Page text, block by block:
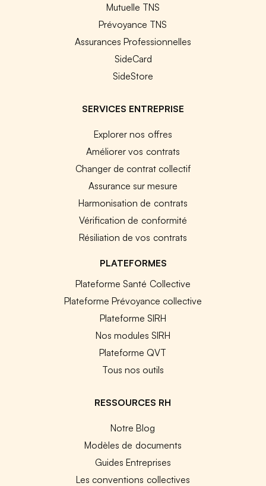
Mutuelle TNS
Prévoyance TNS
Assurances Professionnelles
SideCard
SideStore
SERVICES ENTREPRISE
Explorer nos offres
Améliorer vos contrats
Changer de contrat collectif
Assurance sur mesure
Harmonisation de contrats
Vérification de conformité
Résiliation de vos contrats
PLATEFORMES
Plateforme Santé Collective
Plateforme Prévoyance collective
Plateforme SIRH
Nos modules SIRH
Plateforme QVT
Tous nos outils
RESSOURCES RH
Notre Blog
Modèles de documents
Guides Entreprises
Les conventions collectives